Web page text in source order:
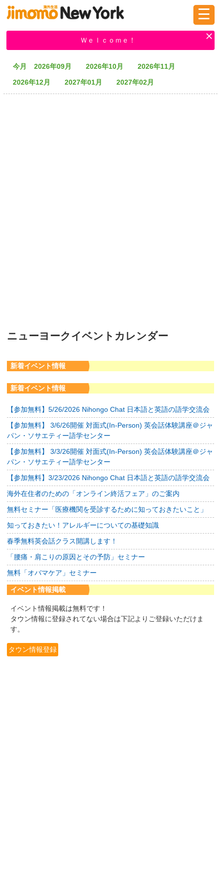
掲示板 タウン情報 教えて！
☰
Ｗｅｌｃｏｍｅ！
今月 2026年09月 2026年10月
2026年11月
2026年12月
2027年01月 2027年02月
ニューヨークイベントカレンダー
新着イベント情報
新着イベント情報
【参加無料】5/26/2026 Nihongo Chat 日本語と英語の語学交流会
【参加無料】 3/6/26開催 対面式(In-Person) 英会話体験講座＠ジャ
パン・ソサエティー語学センター
【参加無料】 3/3/26開催 対面式(In-Person) 英会話体験講座＠ジャ
パン・ソサエティー語学センター
【参加無料】3/23/2026 Nihongo Chat 日本語と英語の語学交流会
海外在住者のための「オンライン終活フェア」のご案内
無料セミナー「医療機関を受診するために知っておきたいこと」
知っておきたい！アレルギーについての基礎知識
春季無料英会話クラス開講します！
「腰痛・肩こりの原因とその予防」セミナー
無料「オバマケア」セミナー
イベント情報掲載
イベント情報掲載は無料です！
タウン情報に登録されてない場合は下記よりご登録いただけま
す。
タウン情報登録